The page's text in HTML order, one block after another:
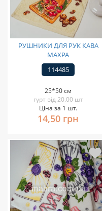
РУШНИКИ ДЛЯ РУК КАВА
МАХРА
114485
25*50 см
гурт від 20.00 шт
Ціна за 1 шт.
14,50 грн